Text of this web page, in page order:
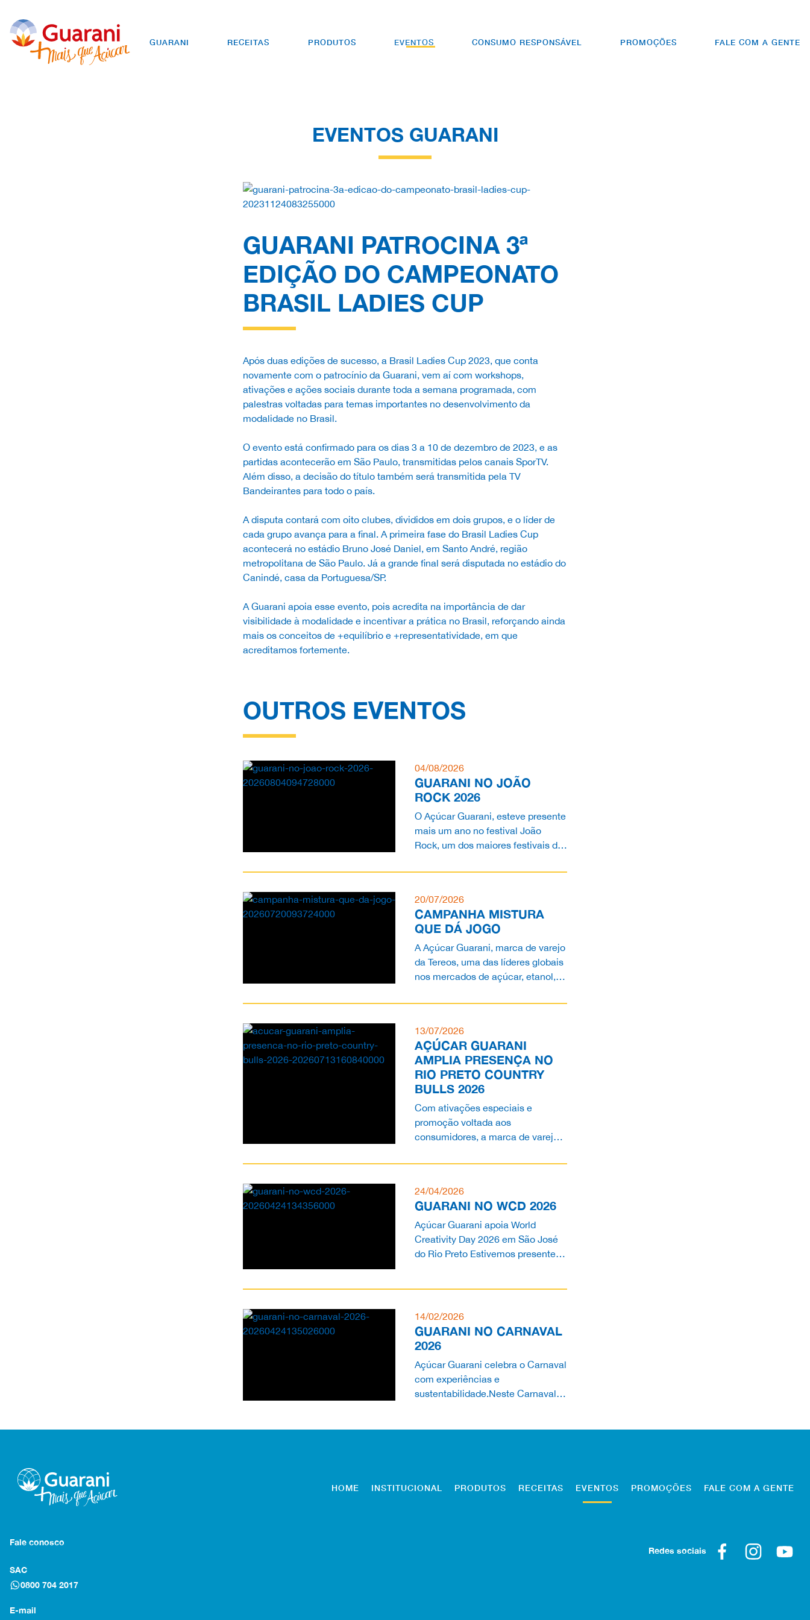
GUARANI RECEITAS PRODUTOS EVENTOS CONSUMO RESPONSÁVEL PROMOÇÕES FALE COM A GENTE
EVENTOS GUARANI
GUARANI PATROCINA 3ª
EDIÇÃO DO CAMPEONATO
BRASIL LADIES CUP
Após duas edições de sucesso, a Brasil Ladies Cup 2023, que conta
novamente com o patrocínio da Guarani, vem aí com workshops,
ativações e ações sociais durante toda a semana programada, com
palestras voltadas para temas importantes no desenvolvimento da
modalidade no Brasil.
O evento está confirmado para os dias 3 a 10 de dezembro de 2023, e as
partidas acontecerão em São Paulo, transmitidas pelos canais SporTV.
Além disso, a decisão do título também será transmitida pela TV
Bandeirantes para todo o país.
A disputa contará com oito clubes, divididos em dois grupos, e o líder de
cada grupo avança para a final. A primeira fase do Brasil Ladies Cup
acontecerá no estádio Bruno José Daniel, em Santo André, região
metropolitana de São Paulo. Já a grande final será disputada no estádio do
Canindé, casa da Portuguesa/SP.
A Guarani apoia esse evento, pois acredita na importância de dar
visibilidade à modalidade e incentivar a prática no Brasil, reforçando ainda
mais os conceitos de +equilíbrio e +representatividade, em que
acreditamos fortemente.
OUTROS EVENTOS
04/08/2026
GUARANI NO JOÃO
ROCK 2026
O Açúcar Guarani, esteve presente
mais um ano no festival João
Rock, um dos maiores festivais de
dia 1º de agosto,...
20/07/2026
CAMPANHA MISTURA
QUE DÁ JOGO
A Açúcar Guarani, marca de varejo
da Tereos, uma das líderes globais
nos mercados de açúcar, etanol,
Rio, concessi...
13/07/2026
AÇÚCAR GUARANI
AMPLIA PRESENÇA NO
RIO PRETO COUNTRY
BULLS 2026
Com ativações especiais e
promoção voltada aos
consumidores, a marca de varejo
premiação do campeão do
24/04/2026
GUARANI NO WCD 2026
Açúcar Guarani apoia World
Creativity Day 2026 em São José
do Rio Preto Estivemos presentes
14/02/2026
GUARANI NO CARNAVAL
2026
Açúcar Guarani celebra o Carnaval
com experiências e
sustentabilidade.Neste Carnaval
HOME INSTITUCIONAL PRODUTOS RECEITAS EVENTOS PROMOÇÕES FALE COM A GENTE
Fale conosco
SAC
0800 704 2017
E-mail
Redes sociais